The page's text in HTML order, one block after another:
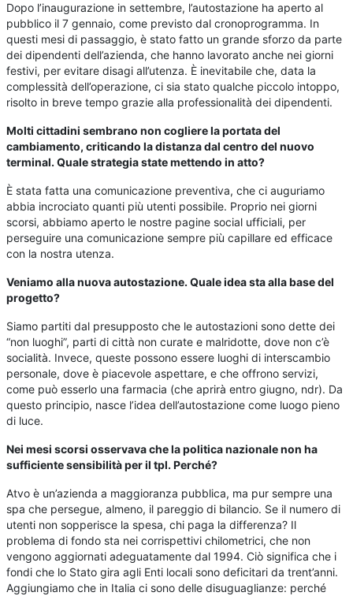
Dopo l’inaugurazione in settembre, l’autostazione ha aperto al
pubblico il 7 gennaio, come previsto dal cronoprogramma. In
questi mesi di passaggio, è stato fatto un grande sforzo da parte
dei dipendenti dell’azienda, che hanno lavorato anche nei giorni
festivi, per evitare disagi all’utenza. È inevitabile che, data la
complessità dell’operazione, ci sia stato qualche piccolo intoppo,
risolto in breve tempo grazie alla professionalità dei dipendenti.
Molti cittadini sembrano non cogliere la portata del
cambiamento, criticando la distanza dal centro del nuovo
terminal. Quale strategia state mettendo in atto?
È stata fatta una comunicazione preventiva, che ci auguriamo
abbia incrociato quanti più utenti possibile. Proprio nei giorni
scorsi, abbiamo aperto le nostre pagine social ufficiali, per
perseguire una comunicazione sempre più capillare ed efficace
con la nostra utenza.
Veniamo alla nuova autostazione. Quale idea sta alla base del
progetto?
Siamo partiti dal presupposto che le autostazioni sono dette dei
“non luoghi”, parti di città non curate e malridotte, dove non c’è
socialità. Invece, queste possono essere luoghi di interscambio
personale, dove è piacevole aspettare, e che offrono servizi,
come può esserlo una farmacia (che aprirà entro giugno, ndr). Da
questo principio, nasce l’idea dell’autostazione come luogo pieno
di luce.
Nei mesi scorsi osservava che la politica nazionale non ha
sufficiente sensibilità per il tpl. Perché?
Atvo è un’azienda a maggioranza pubblica, ma pur sempre una
spa che persegue, almeno, il pareggio di bilancio. Se il numero di
utenti non sopperisce la spesa, chi paga la differenza? Il
problema di fondo sta nei corrispettivi chilometrici, che non
vengono aggiornati adeguatamente dal 1994. Ciò significa che i
fondi che lo Stato gira agli Enti locali sono deficitari da trent’anni.
Aggiungiamo che in Italia ci sono delle disuguaglianze: perché